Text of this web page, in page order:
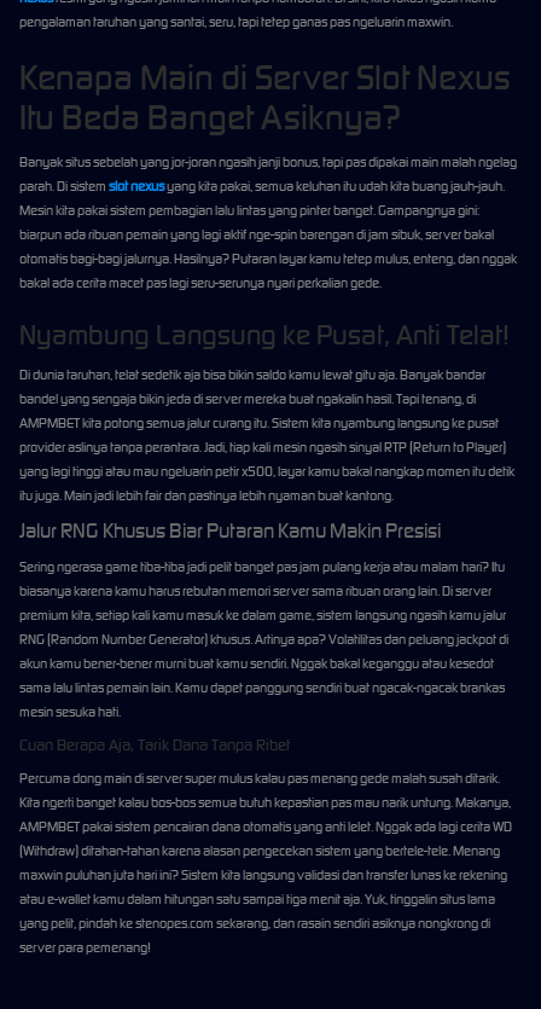
pengalaman taruhan yang santai, seru, tapi tetep ganas pas ngeluarin maxwin.
Kenapa Main di Server Slot Nexus
Itu Beda Banget Asiknya?
Banyak situs sebelah yang jor-joran ngasih janji bonus, tapi pas dipakai main malah ngelag
parah. Di sistem slot nexusyang kita pakai, semua keluhan itu udah kita buang jauh-jauh.
Mesin kita pakai sistem pembagian lalu lintas yang pinter banget. Gampangnya gini:
biarpun ada ribuan pemain yang lagi aktif nge-spin barengan di jam sibuk, server bakal
otomatis bagi-bagi jalurnya. Hasilnya? Putaran layar kamu tetep mulus, enteng, dan nggak
bakal ada cerita macet pas lagi seru-serunya nyari perkalian gede.
Nyambung Langsung ke Pusat, Anti Telat!
Di dunia taruhan, telat sedetik aja bisa bikin saldo kamu lewat gitu aja. Banyak bandar
bandel yang sengaja bikin jeda di server mereka buat ngakalin hasil. Tapi tenang, di
AMPMBET kita potong semua jalur curang itu. Sistem kita nyambung langsung ke pusat
provider aslinya tanpa perantara. Jadi, tiap kali mesin ngasih sinyal RTP (Return to Player)
yang lagi tinggi atau mau ngeluarin petir x500, layar kamu bakal nangkap momen itu detik
itu juga. Main jadi lebih fair dan pastinya lebih nyaman buat kantong.
Jalur RNG Khusus Biar Putaran Kamu Makin Presisi
Sering ngerasa game tiba-tiba jadi pelit banget pas jam pulang kerja atau malam hari? Itu
biasanya karena kamu harus rebutan memori server sama ribuan orang lain. Di server
premium kita, setiap kali kamu masuk ke dalam game, sistem langsung ngasih kamu jalur
RNG (Random Number Generator) khusus. Artinya apa? Volatilitas dan peluang jackpot di
akun kamu bener-bener murni buat kamu sendiri. Nggak bakal keganggu atau kesedot
sama lalu lintas pemain lain. Kamu dapet panggung sendiri buat ngacak-ngacak brankas
mesin sesuka hati.
Cuan Berapa Aja, Tarik Dana Tanpa Ribet
Percuma dong main di server super mulus kalau pas menang gede malah susah ditarik.
Kita ngerti banget kalau bos-bos semua butuh kepastian pas mau narik untung. Makanya,
AMPMBET pakai sistem pencairan dana otomatis yang anti lelet. Nggak ada lagi cerita WD
(Withdraw) ditahan-tahan karena alasan pengecekan sistem yang bertele-tele. Menang
maxwin puluhan juta hari ini? Sistem kita langsung validasi dan transfer lunas ke rekening
atau e-wallet kamu dalam hitungan satu sampai tiga menit aja. Yuk, tinggalin situs lama
yang pelit, pindah ke stenopes.com sekarang, dan rasain sendiri asiknya nongkrong di
server para pemenang!